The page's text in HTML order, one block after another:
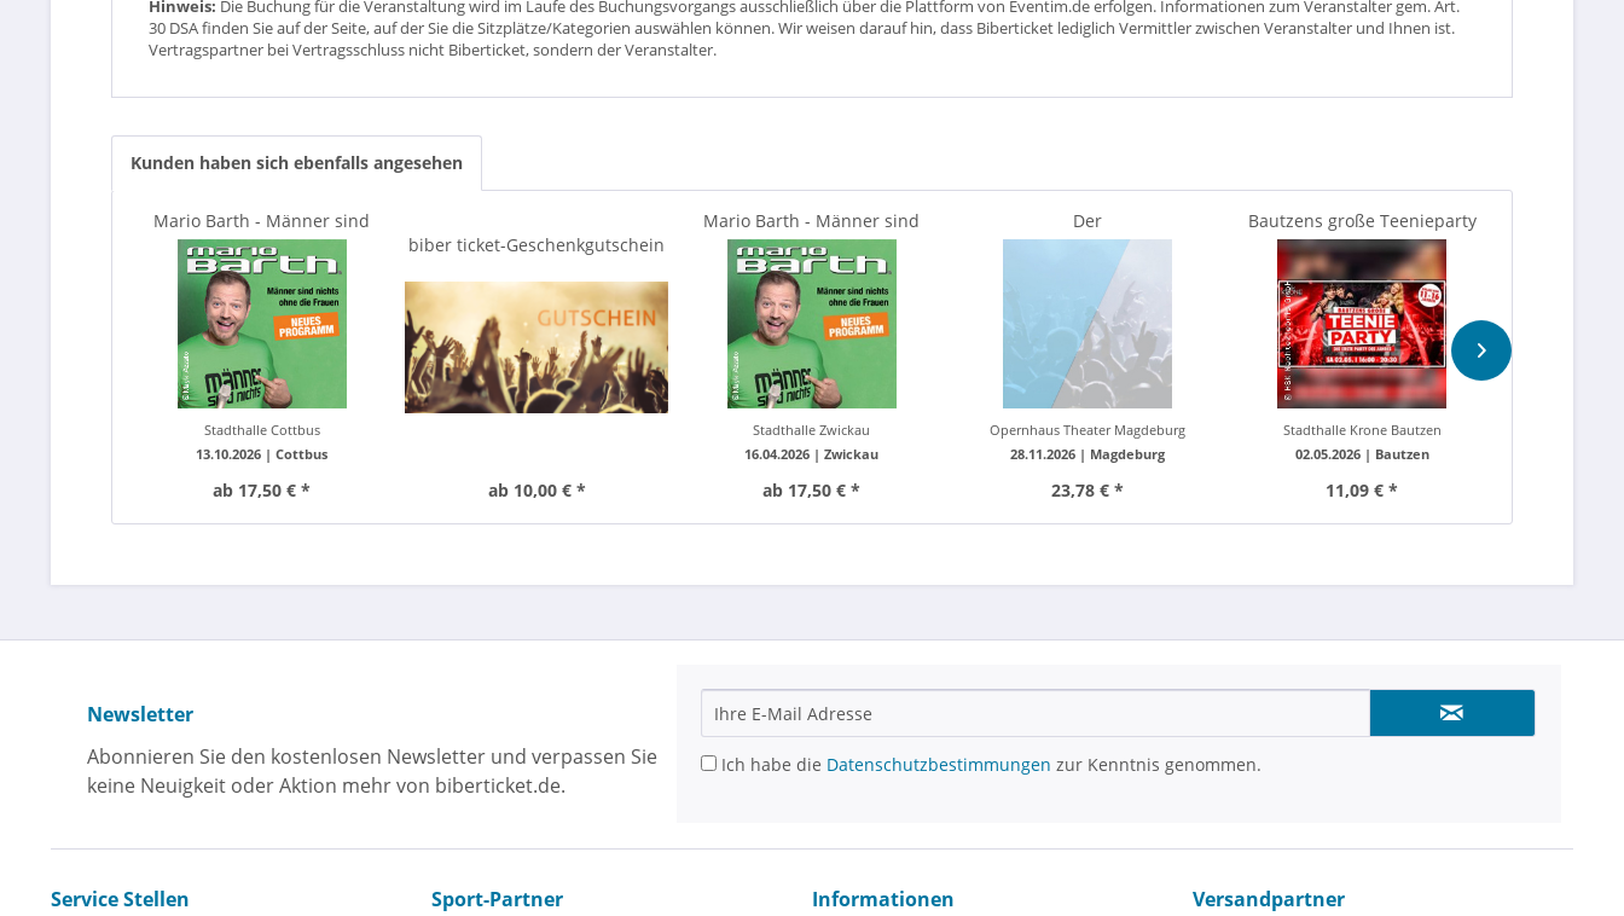
Hinweis: Die Buchung für die Veranstaltung wird im Laufe des Buchungsvorgangs ausschließlich über die Plattform von Eventim.de erfolgen. Informationen zum Veranstalter gem. Art.
30 DSA finden Sie auf der Seite, auf der Sie die Sitzplätze/Kategorien auswählen können. Wir weisen darauf hin, dass Biberticket lediglich Vermittler zwischen Veranstalter und Ihnen ist.
Vertragspartner bei Vertragsschluss nicht Biberticket, sondern der Veranstalter.
Kunden haben sich ebenfalls angesehen
Mario Barth - Männer sind
nichts ohne die Frauen
Stadthalle Cottbus
13.10.2026 |Cottbus
ab 17,50 € *
biber ticket-Geschenkgutschein
ab 10,00 € *
Mario Barth - Männer sind
nichts ohne die Frauen
Stadthalle Zwickau
16.04.2026 |Zwickau
ab 17,50 € *
Der
satanarchäolügenialkohöllische
Wunschpunsch...
Opernhaus Theater Magdeburg
28.11.2026 | Magdeburg
23,78 € *
Bautzens große Teenieparty
Stadthalle Krone Bautzen
02.05.2026 | Bautzen
11,09 € *
Newsletter
Abonnieren Sie den kostenlosen Newsletter und verpassen Sie
keine Neuigkeit oder Aktion mehr von biberticket.de.
Ich habe die Datenschutzbestimmungen zur Kenntnis genommen.
Service Stellen Sport-Partner Informationen Versandpartner